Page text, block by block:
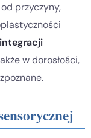
przyczyny,
w dorosłości,